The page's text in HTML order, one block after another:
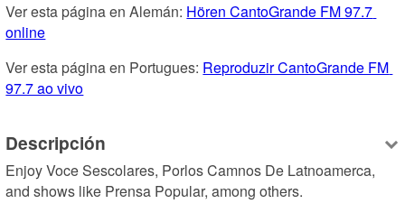
Ver esta página en Alemán: Hören CantoGrande FM 97.7
online
Ver esta página en Portugues: Reproduzir CantoGrande FM
97.7 ao vivo
Descripción
Enjoy Voce Sescolares, Porlos Camnos De Latnoamerca,
and shows like Prensa Popular, among others.